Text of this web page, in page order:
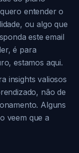
entender o
ou algo que
este email
é para
estamos aqui.
insights valiosos
não de
Alguns
veem que a